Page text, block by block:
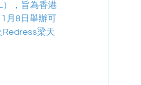
，旨為香港
月8日舉辦可
Redress梁天